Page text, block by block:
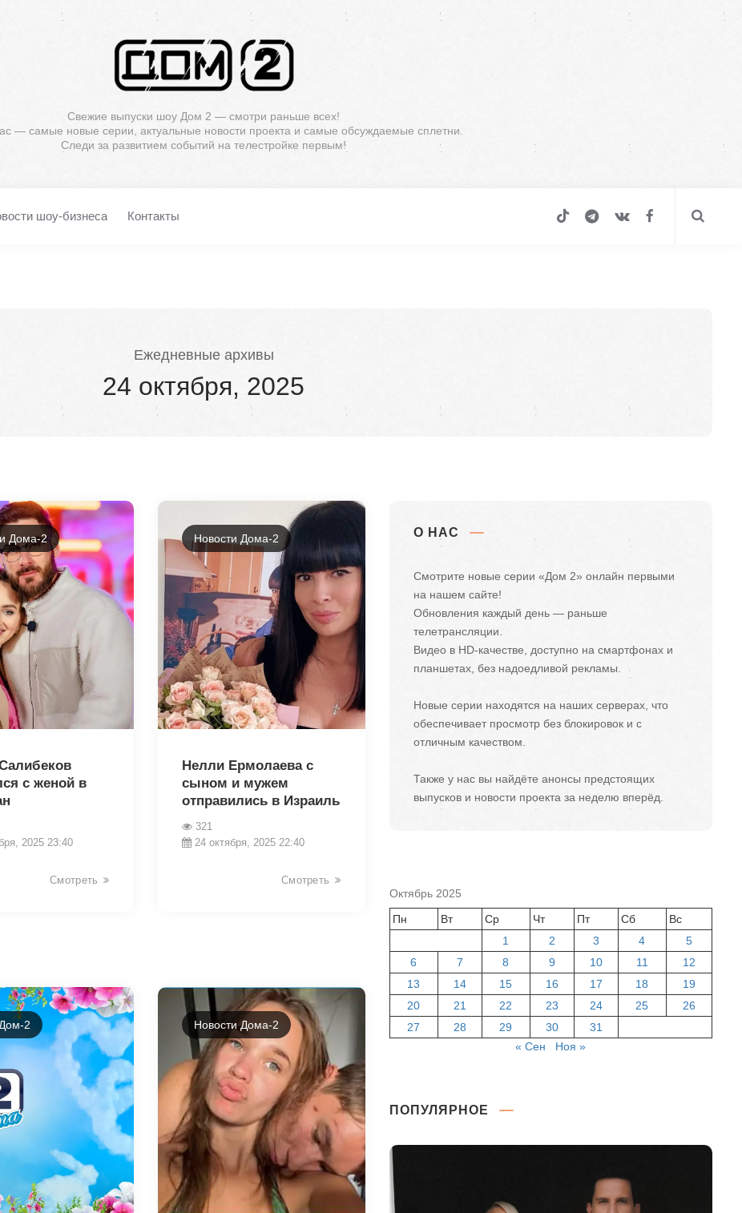
Свежие выпуски шоу Дом 2 — смотри раньше всех!
— самые новые серии, актуальные новости проекта и самые обсуждаемые сплетни.
Следи за развитием событий на телестройке первым!
шоу-бизнеса Контакты
Ежедневные архивы
24 октября, 2025
Дома-2
с женой в
2025 23:40
Смотреть
Новости Дома-2
Нелли Ермолаева с
сыном и мужем
отправились в Израиль
321
24 октября, 2025 22:40
Смотреть
2 Новости Дома-2
О НАС
Смотрите новые серии «Дом 2» онлайн первыми
на нашем сайте!
Обновления каждый день — раньше
телетрансляции.
Видео в HD-качестве, доступно на смартфонах и
планшетах, без надоедливой рекламы.
Новые серии находятся на наших серверах, что
обеспечивает просмотр без блокировок и с
отличным качеством.
Также у нас вы найдёте анонсы предстоящих
выпусков и новости проекта за неделю вперёд.
Октябрь 2025
Пн
Вт Ср Чт Пт Сб
Вс
1
2 3 4
5
6
7 8 9 10 11
12
13
14 15 16 17 18
19
20
21 22 23 24 25
26
27
28 29 30
31
« Сен
Ноя »
ПОПУЛЯРНОЕ